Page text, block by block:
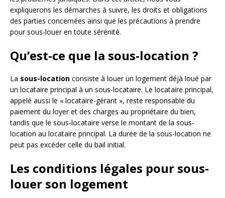
expliquerons les démarches à suivre, les droits et obligations
des parties concernées ainsi que les précautions à prendre
pour sous-louer en toute sérénité.
Qu’est-ce que la sous-location ?
La sous-location consiste à louer un logement déjà loué par
un locataire principal à un sous-locataire. Le locataire principal,
appelé aussi le « locataire-gérant », reste responsable du
paiement du loyer et des charges au propriétaire du bien,
tandis que le sous-locataire verse le montant de la sous-
location au locataire principal. La durée de la sous-location ne
peut pas excéder celle du bail initial.
Les conditions légales pour sous-
louer son logement